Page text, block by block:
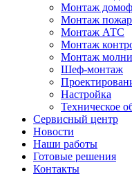
Монтаж
Монтаж
Монтаж АТС
Монтаж
Монтаж
Шеф-монтаж
Настройка
Техническое
Сервисный центр
Новости
Наши работы
Готовые решения
Контакты